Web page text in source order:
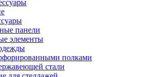
панели
элементы
полками
стали